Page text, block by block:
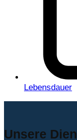
Lebensdauer
Unsere